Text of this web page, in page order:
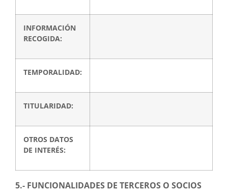
INFORMACIÓN
RECOGIDA:
TEMPORALIDAD:
TITULARIDAD:
OTROS DATOS
DE INTERÉS:
5.- FUNCIONALIDADES DE TERCEROS O SOCIOS